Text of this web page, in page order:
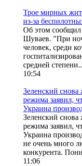
Трое мирных
из-за
Об этом сообщил
Шуваев. "При
человек, среди
средней
10:54
Зеленский снова
режима заявил,
Украина
Зеленский снова
режима заявил,
Украина
не очень много
конкурента.
11:06